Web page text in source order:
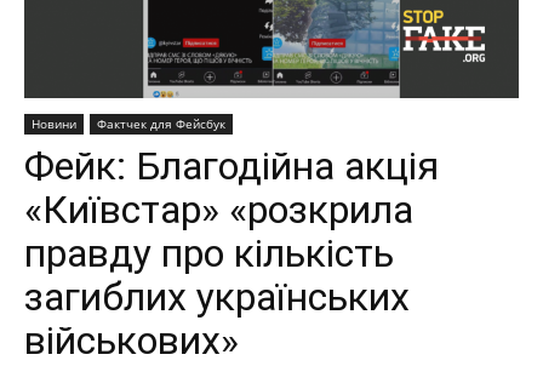
Новини Фактчек для Фейсбук
Фейк: Благодійна акція
«Київстар» «розкрила
правду про кількість
загиблих українських
військових»